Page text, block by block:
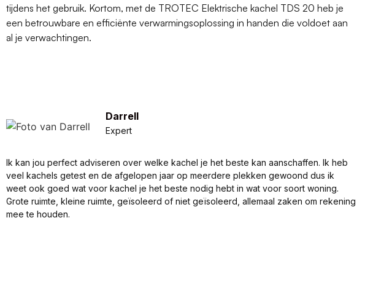
tijdens het gebruik. Kortom, met de TROTEC Elektrische kachel TDS 20 heb je
een betrouwbare en efficiënte verwarmingsoplossing in handen die voldoet aan
al je verwachtingen.
Darrell
Expert
Ik kan jou perfect adviseren over welke kachel je het beste kan aanschaffen. Ik heb
veel kachels getest en de afgelopen jaar op meerdere plekken gewoond dus ik
weet ook goed wat voor kachel je het beste nodig hebt in wat voor soort woning.
Grote ruimte, kleine ruimte, geïsoleerd of niet geïsoleerd, allemaal zaken om rekening
mee te houden.